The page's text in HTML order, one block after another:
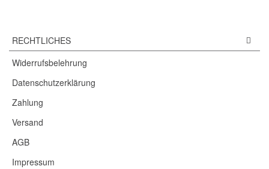
RECHTLICHES
Widerrufsbelehrung
Datenschutzerklärung
Zahlung
Versand
AGB
Impressum